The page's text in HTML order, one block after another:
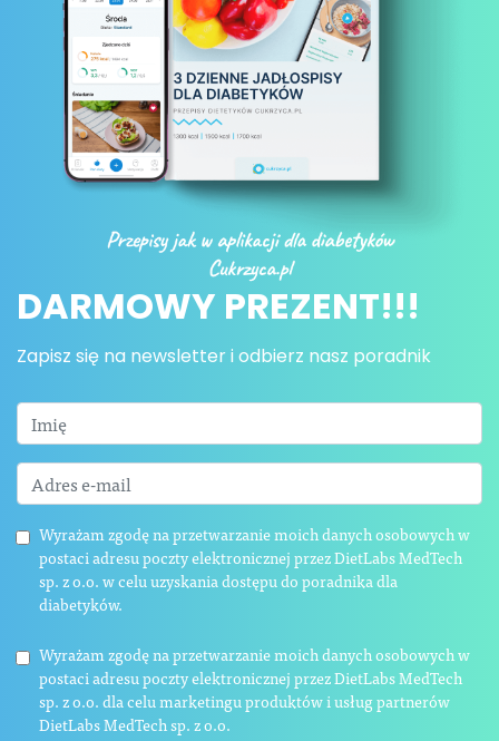
DARMOWY PREZENT!!!
Zapisz się na newsletter i odbierz nasz poradnik
Wyrażam zgodę na przetwarzanie moich danych osobowych w
postaci adresu poczty elektronicznej przez DietLabs MedTech
sp. z o.o. w celu uzyskania dostępu do poradnika dla
diabetyków.
Wyrażam zgodę na przetwarzanie moich danych osobowych w
postaci adresu poczty elektronicznej przez DietLabs MedTech
sp. z o.o. dla celu marketingu produktów i usług partnerów
DietLabs MedTech sp. z o.o.